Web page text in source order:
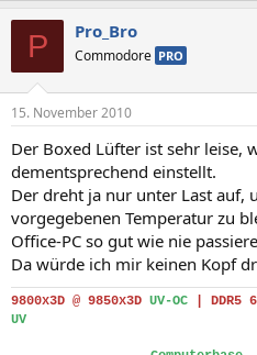
P Pro_Bro
Commodore PRO
15. November 2010
Der Boxed Lüfter ist sehr leise,
dementsprechend einstellt.
Der dreht ja nur unter Last auf,
vorgegebenen Temperatur zu
Office-PC so gut wie nie
Da würde ich mir keinen Kopf
9800x3D @ 9850x3D UV-OC DDR5
UV